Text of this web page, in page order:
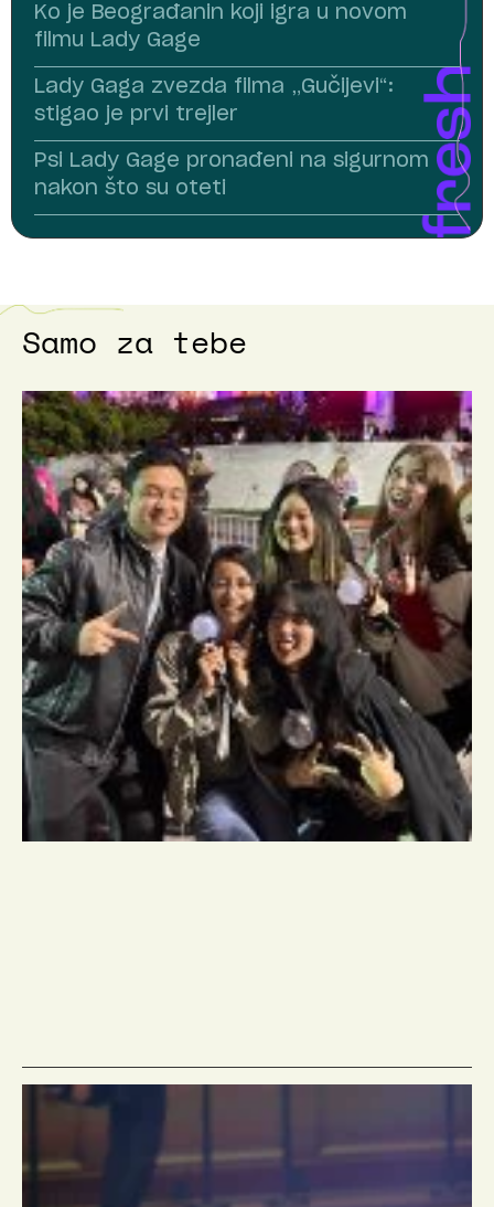
Ko je Beograđanin koji igra u novom
filmu Lady Gage
Lady Gaga zvezda filma „Gučijevi“:
stigao je prvi trejler
Psi Lady Gage pronađeni na sigurnom
nakon što su oteti
Samo za tebe